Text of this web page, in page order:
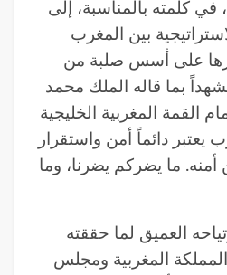
في كلمته بالمناسبة، إلى
بين المغرب
على أسس صلبة من
بما قاله الملك محمد
القمة المغربية الخليجية
يعتبر دائماً أمن واستقرار
ما يضركم يضرنا، وما
العميق لما حققته
المملكة المغربية ومجلس